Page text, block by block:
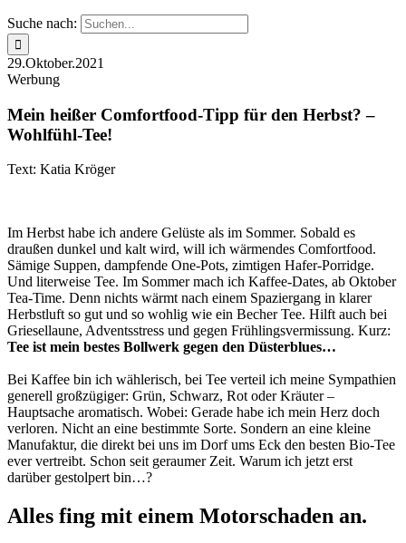
Suche nach:
29.Oktober.2021
Werbung
Mein heißer Comfortfood-Tipp für den Herbst? –
Wohlfühl-Tee!
Text: Katia Kröger
Im Herbst habe ich andere Gelüste als im Sommer. Sobald es
draußen dunkel und kalt wird, will ich wärmendes Comfortfood.
Sämige Suppen, dampfende One-Pots, zimtigen Hafer-Porridge.
Und literweise Tee. Im Sommer mach ich Kaffee-Dates, ab Oktober
Tea-Time. Denn nichts wärmt nach einem Spaziergang in klarer
Herbstluft so gut und so wohlig wie ein Becher Tee. Hilft auch bei
Griesellaune, Adventsstress und gegen Frühlingsvermissung. Kurz:
Tee ist mein bestes Bollwerk gegen den Düsterblues…
Bei Kaffee bin ich wählerisch, bei Tee verteil ich meine Sympathien
generell großzügiger: Grün, Schwarz, Rot oder Kräuter –
Hauptsache aromatisch. Wobei: Gerade habe ich mein Herz doch
verloren. Nicht an eine bestimmte Sorte. Sondern an eine kleine
Manufaktur, die direkt bei uns im Dorf ums Eck den besten Bio-Tee
ever vertreibt. Schon seit geraumer Zeit. Warum ich jetzt erst
darüber gestolpert bin…?
Alles fing mit einem Motorschaden an.